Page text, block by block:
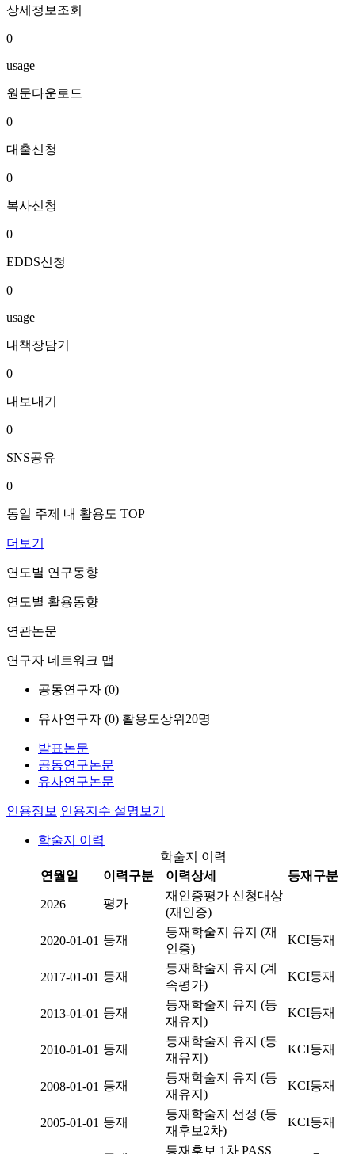
상세정보조회
0
usage
원문다운로드
0
대출신청
0
복사신청
0
EDDS신청
0
usage
내책장담기
0
내보내기
0
SNS공유
0
동일 주제 내 활용도 TOP
더보기
연도별 연구동향
연도별 활용동향
연관논문
연구자 네트워크 맵
공동연구자 (0)
유사연구자 (0) 활용도상위20명
발표논문
공동연구논문
유사연구논문
인용정보 인용지수 설명보기
학술지 이력
학술지 이력
연월일
이력구분 이력상세 등재구분
2026 평가
재인증평가 신청대상
(재인증)
2020-01-01 등재
등재학술지 유지 (재
인증)
KCI등재
2017-01-01 등재
등재학술지 유지 (계
속평가)
KCI등재
2013-01-01 등재
등재학술지 유지 (등
재유지)
KCI등재
2010-01-01 등재
등재학술지 유지 (등
재유지)
KCI등재
2008-01-01 등재
등재학술지 유지 (등
재유지)
KCI등재
2005-01-01 등재
등재학술지 선정 (등
재후보2차)
KCI등재
등재후보 1차 PASS